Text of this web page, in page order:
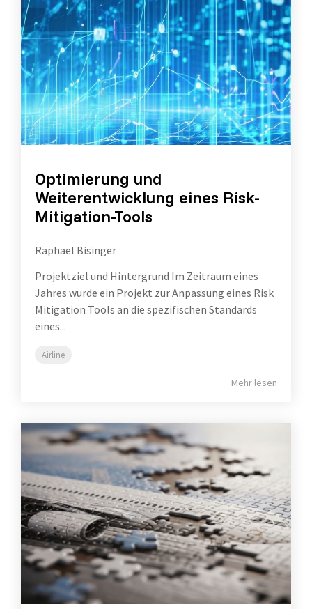
Optimierung und
Weiterentwicklung eines Risk-
Mitigation-Tools
Raphael Bisinger
Projektziel und Hintergrund Im Zeitraum eines
Jahres wurde ein Projekt zur Anpassung eines Risk
Mitigation Tools an die spezifischen Standards
eines...
Airline
Mehr lesen